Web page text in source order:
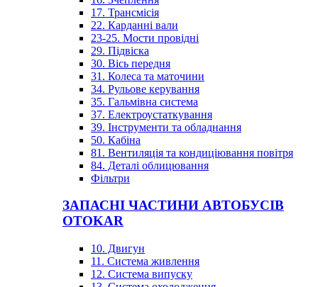
17. Трансмісія
22. Карданні вали
23-25. Мости провідні
29. Підвіска
30. Вісь передня
31. Колеса та маточини
34. Рульове керування
35. Гальмівна система
37. Електроустаткування
39. Інструменти та обладнання
50. Кабіна
81. Вентиляція та кондиціювання повітря
84. Деталі облицювання
Фільтри
ЗАПАСНІ ЧАСТИНИ АВТОБУСІВ
OTOKAR
10. Двигун
11. Система живлення
12. Система випуску